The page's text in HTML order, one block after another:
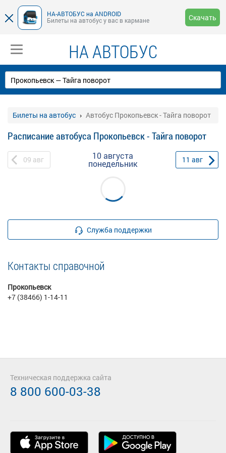
НА-АВТОБУС на ANDROID
Билеты на автобус у вас в кармане
Скачать
НА АВТОБУС
Билеты на автобус Автобус Прокопьевск - Тайга поворот
Расписание автобуса Прокопьевск - Тайга поворот
09 авг 10 августа
понедельник 11 авг
Служба поддержки
Контакты справочной
Прокопьевск
+7 (38466) 1-14-11
Техническая поддержка сайта
8 800 600-03-38